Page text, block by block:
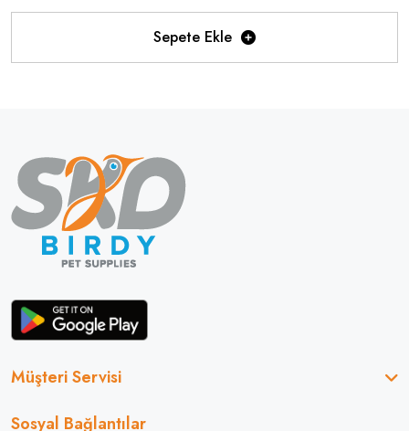
Sepete Ekle
Müşteri Servisi
Sosyal Bağlantılar